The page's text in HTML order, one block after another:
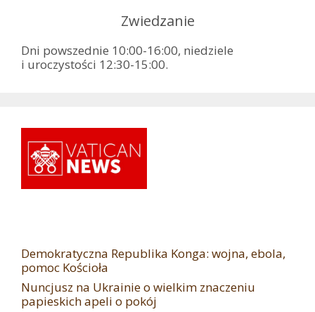
Zwiedzanie
Dni powszednie 10:00-16:00, niedziele
i uroczystości 12:30-15:00.
Demokratyczna Republika Konga: wojna, ebola,
pomoc Kościoła
Nuncjusz na Ukrainie o wielkim znaczeniu
papieskich apeli o pokój